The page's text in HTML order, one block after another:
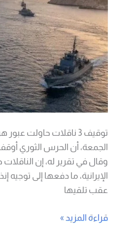
توقيف 3 ناقلات حاولت
وقال في تقرير له، إن
الإيرانية، ما دفعها إلى توجيه
عقب تلقيها
تصريح
قراءة المزيد »